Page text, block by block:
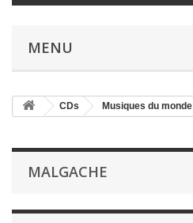
MENU
CDs Musiques du monde
MALGACHE